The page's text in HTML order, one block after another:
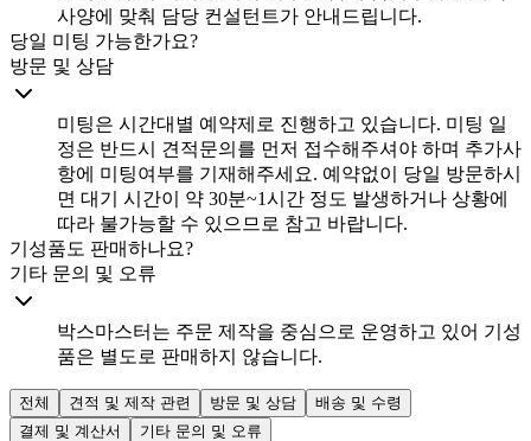
사양에 맞춰 담당 컨설턴트가 안내드립니다.
당일 미팅 가능한가요?
방문 및 상담
미팅은 시간대별 예약제로 진행하고 있습니다. 미팅 일
정은 반드시 견적문의를 먼저 접수해주셔야 하며 추가사
항에 미팅여부를 기재해주세요. 예약없이 당일 방문하시
면 대기 시간이 약 30분~1시간 정도 발생하거나 상황에
따라 불가능할 수 있으므로 참고 바랍니다.
기성품도 판매하나요?
기타 문의 및 오류
박스마스터는 주문 제작을 중심으로 운영하고 있어 기성
품은 별도로 판매하지 않습니다.
전체 견적 및 제작 관련 방문 및 상담
배송 및 수령
결제 및 계산서
기타 문의 및 오류